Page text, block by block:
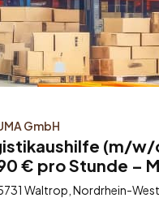
GmbH
(m/w/
€ pro Stunde –
Waltrop, Nordrhein-